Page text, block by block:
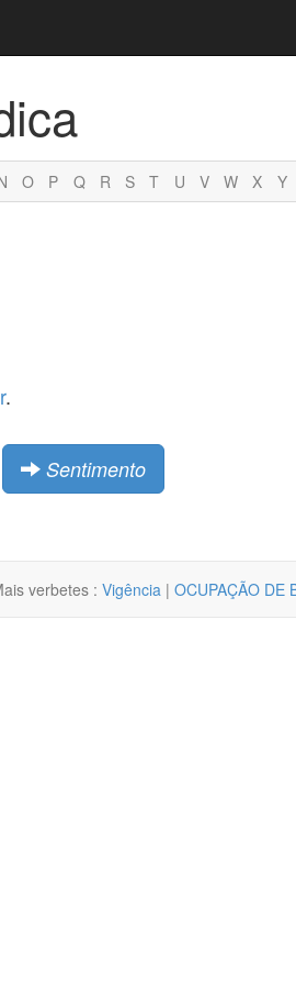
O P Q R S T U V W X Y
.
Sentimento
verbetes : Vigência | OCUPAÇÃO DE